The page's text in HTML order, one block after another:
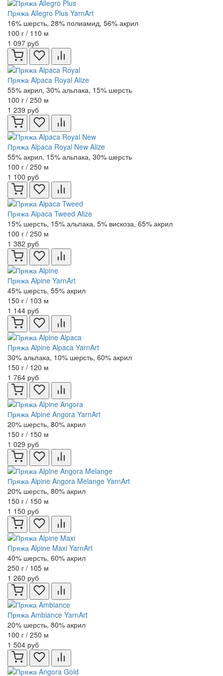
Пряжа Allegro Plus YarnArt
16% шерсть, 28% полиамид, 56% акрил
100 г / 110 м
1 097 руб
Пряжа Alpaca Royal Alize
55% акрил, 30% альпака, 15% шерсть
100 г / 250 м
1 239 руб
Пряжа Alpaca Royal New Alize
55% акрил, 15% альпака, 30% шерсть
100 г / 250 м
1 100 руб
Пряжа Alpaca Tweed Alize
15% шерсть, 15% альпака, 5% вискоза, 65% акрил
100 г / 250 м
1 382 руб
Пряжа Alpine YarnArt
45% шерсть, 55% акрил
150 г / 103 м
1 144 руб
Пряжа Alpine Alpaca YarnArt
30% альпака, 10% шерсть, 60% акрил
150 г / 120 м
1 764 руб
Пряжа Alpine Angora YarnArt
20% шерсть, 80% акрил
150 г / 150 м
1 029 руб
Пряжа Alpine Angora Melange YarnArt
20% шерсть, 80% акрил
150 г / 150 м
1 150 руб
Пряжа Alpine Maxi YarnArt
40% шерсть, 60% акрил
250 г / 105 м
1 260 руб
Пряжа Ambiance YarnArt
20% шерсть, 80% акрил
100 г / 250 м
1 504 руб